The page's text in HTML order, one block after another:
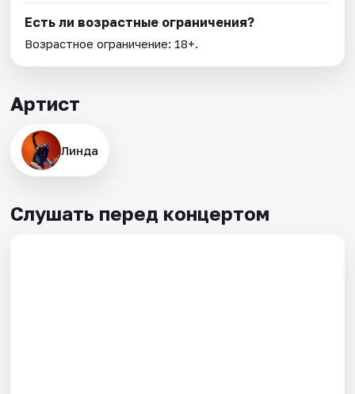
Есть ли возрастные ограничения?
Возрастное ограничение: 18+.
Артист
Линда
Слушать перед концертом